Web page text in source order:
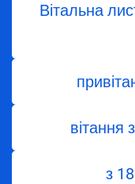
Вітальна
вітання
з